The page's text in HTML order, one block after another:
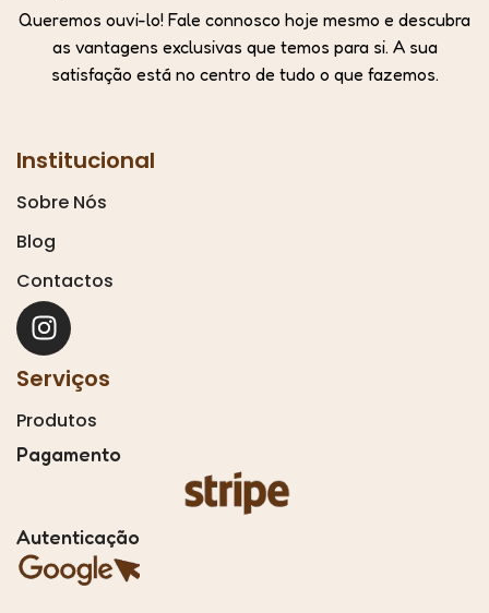
Queremos ouvi-lo! Fale connosco hoje mesmo e descubra
as vantagens exclusivas que temos para si. A sua
satisfação está no centro de tudo o que fazemos.
Institucional
Sobre Nós
Blog
Contactos
Serviços
Produtos
Pagamento
Autenticação